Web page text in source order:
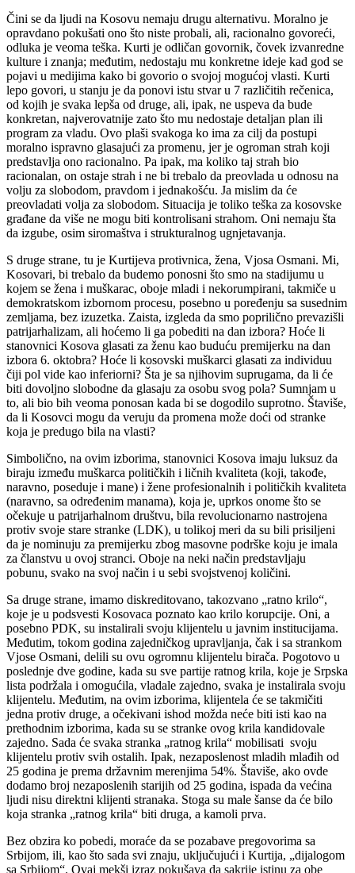
Čini se da ljudi na Kosovu nemaju drugu alternativu. Moralno je
opravdano pokušati ono što niste probali, ali, racionalno govoreći,
odluka je veoma teška. Kurti je odličan govornik, čovek izvanredne
kulture i znanja; međutim, nedostaju mu konkretne ideje kad god se
pojavi u medijima kako bi govorio o svojoj mogućoj vlasti. Kurti
lepo govori, u stanju je da ponovi istu stvar u 7 različitih rečenica,
od kojih je svaka lepša od druge, ali, ipak, ne uspeva da bude
konkretan, najverovatnije zato što mu nedostaje detaljan plan ili
program za vladu. Ovo plaši svakoga ko ima za cilj da postupi
moralno ispravno glasajući za promenu, jer je ogroman strah koji
predstavlja ono racionalno. Pa ipak, ma koliko taj strah bio
racionalan, on ostaje strah i ne bi trebalo da preovlada u odnosu na
volju za slobodom, pravdom i jednakošću. Ja mislim da će
preovladati volja za slobodom. Situacija je toliko teška za kosovske
građane da više ne mogu biti kontrolisani strahom. Oni nemaju šta
da izgube, osim siromaštva i strukturalnog ugnjetavanja.
S druge strane, tu je Kurtijeva protivnica, žena, Vjosa Osmani. Mi,
Kosovari, bi trebalo da budemo ponosni što smo na stadijumu u
kojem se žena i muškarac, oboje mladi i nekorumpirani, takmiče u
demokratskom izbornom procesu, posebno u poređenju sa susednim
zemljama, bez izuzetka. Zaista, izgleda da smo poprilično prevazišli
patrijarhalizam, ali hoćemo li ga pobediti na dan izbora? Hoće li
stanovnici Kosova glasati za ženu kao buduću premijerku na dan
izbora 6. oktobra? Hoće li kosovski muškarci glasati za individuu
čiji pol vide kao inferiorni? Šta je sa njihovim suprugama, da li će
biti dovoljno slobodne da glasaju za osobu svog pola? Sumnjam u
to, ali bio bih veoma ponosan kada bi se dogodilo suprotno. Štaviše,
da li Kosovci mogu da veruju da promena može doći od stranke
koja je predugo bila na vlasti?
Simbolično, na ovim izborima, stanovnici Kosova imaju luksuz da
biraju između muškarca političkih i ličnih kvaliteta (koji, takođe,
naravno, poseduje i mane) i žene profesionalnih i političkih kvaliteta
(naravno, sa određenim manama), koja je, uprkos onome što se
očekuje u patrijarhalnom društvu, bila revolucionarno nastrojena
protiv svoje stare stranke (LDK), u tolikoj meri da su bili prisiljeni
da je nominuju za premijerku zbog masovne podrške koju je imala
za članstvu u ovoj stranci. Oboje na neki način predstavljaju
pobunu, svako na svoj način i u sebi svojstvenoj količini.
Sa druge strane, imamo diskreditovano, takozvano „ratno krilo“,
koje je u podsvesti Kosovaca poznato kao krilo korupcije. Oni, a
posebno PDK, su instalirali svoju klijentelu u javnim institucijama.
Međutim, tokom godina zajedničkog upravljanja, čak i sa strankom
Vjose Osmani, delili su ovu ogromnu klijentelu birača. Pogotovo u
poslednje dve godine, kada su sve partije ratnog krila, koje je Srpska
lista podržala i omogućila, vladale zajedno, svaka je instalirala svoju
klijentelu. Međutim, na ovim izborima, klijentela će se takmičiti
jedna protiv druge, a očekivani ishod možda neće biti isti kao na
prethodnim izborima, kada su se stranke ovog krila kandidovale
zajedno. Sada će svaka stranka „ratnog krila“ mobilisati svoju
klijentelu protiv svih ostalih. Ipak, nezaposlenost mladih mlađih od
25 godina je prema državnim merenjima 54%. Štaviše, ako ovde
dodamo broj nezaposlenih starijih od 25 godina, ispada da većina
ljudi nisu direktni klijenti stranaka. Stoga su male šanse da će bilo
koja stranka „ratnog krila“ biti druga, a kamoli prva.
Bez obzira ko pobedi, moraće da se pozabave pregovorima sa
Srbijom, ili, kao što sada svi znaju, uključujući i Kurtija, „dijalogom
sa Srbijom“. Ovaj mekši izraz pokušava da sakrije istinu za obe